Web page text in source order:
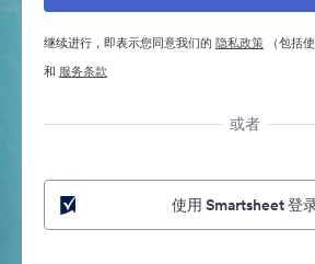
继续进行，即表示您同意我们的 隐私政策 （包括
和 服务条款
或者
使用 Smartsheet 登